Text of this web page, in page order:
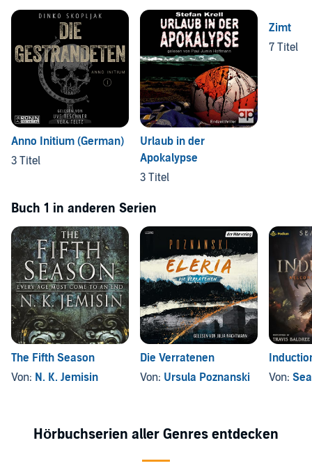
Anno Initium (German)
3 Titel
Urlaub in der
Apokalypse
3 Titel
Zimt
7 Titel
Buch 1 in anderen Serien
The Fifth Season
Von: N. K. Jemisin
Die Verratenen
Von: Ursula Poznanski
Von:
Hörbuchserien aller Genres entdecken